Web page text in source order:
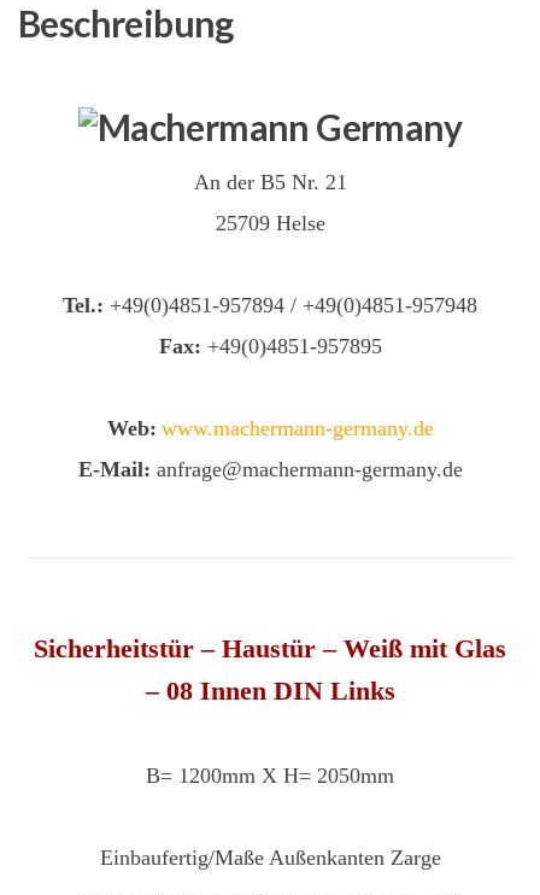
Beschreibung
An der B5 Nr. 21
25709 Helse
Tel.: +49(0)4851-957894 / +49(0)4851-957948
Fax: +49(0)4851-957895
Web: www.machermann-germany.de
E-Mail: anfrage@machermann-germany.de
Sicherheitstür – Haustür – Weiß mit Glas
– 08 Innen DIN Links
B= 1200mm X H= 2050mm
Einbaufertig/Maße Außenkanten Zarge